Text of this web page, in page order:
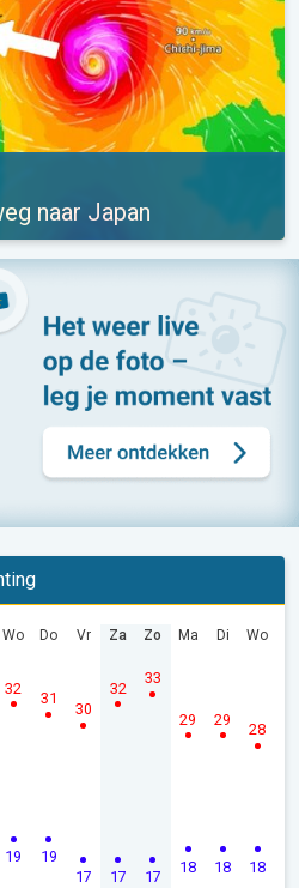
naar Japan
Wo
19
32
Do
19
31
Vr
17
30
Za
17
32
Zo
17
33
Ma
18
29
Di
18
29
Wo
18
28